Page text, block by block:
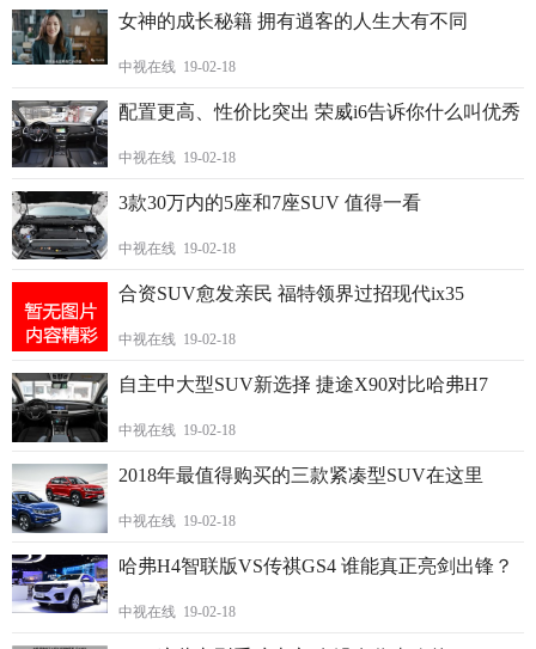
女神的成长秘籍 拥有逍客的人生大有不同
中视在线 19-02-18
配置更高、性价比突出 荣威i6告诉你什么叫优秀
中视在线 19-02-18
3款30万内的5座和7座SUV 值得一看
中视在线 19-02-18
合资SUV愈发亲民 福特领界过招现代ix35
中视在线 19-02-18
自主中大型SUV新选择 捷途X90对比哈弗H7
中视在线 19-02-18
2018年最值得购买的三款紧凑型SUV在这里
中视在线 19-02-18
哈弗H4智联版VS传祺GS4 谁能真正亮剑出锋？
中视在线 19-02-18